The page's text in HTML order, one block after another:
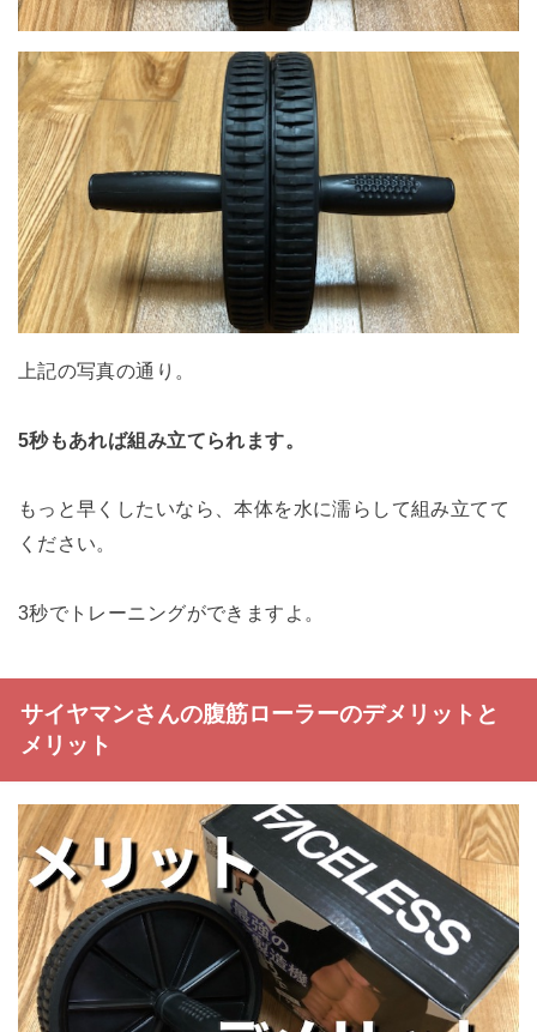
上記の写真の通り。
5秒もあれば組み立てられます。
もっと早くしたいなら、本体を水に濡らして組み立てて
ください。
3秒でトレーニングができますよ。
サイヤマンさんの腹筋ローラーのデメリットと
メリット